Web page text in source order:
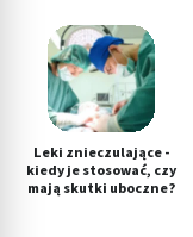
Leki znieczulające -
kiedy je stosować, czy
mają skutki uboczne?